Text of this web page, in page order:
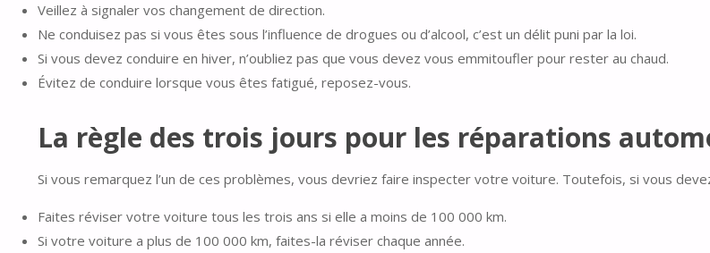
Veillez à signaler vos changement de direction.
Ne conduisez pas si vous êtes sous l’influence de drogues ou d’alcool, c’est un délit puni par la loi.
Si vous devez conduire en hiver, n’oubliez pas que vous devez vous emmitoufler pour rester au chaud.
Évitez de conduire lorsque vous êtes fatigué, reposez-vous.
La règle des trois jours pour les réparations
Si vous remarquez l’un de ces problèmes, vous devriez faire inspecter votre voiture. Toutefois, si vous
Faites réviser votre voiture tous les trois ans si elle a moins de 100 000 km.
Si votre voiture a plus de 100 000 km, faites-la réviser chaque année.